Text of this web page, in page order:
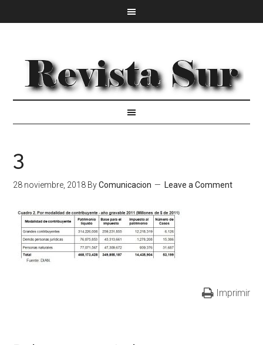
3
28 noviembre, 2018 ByComunicacion Leave a Comment
Imprimir